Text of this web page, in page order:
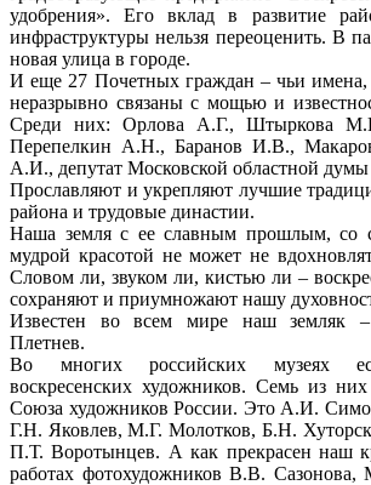
удобрения». Его вклад в развитие
инфраструктуры нельзя переоценить. В
новая улица в городе.
И еще 27 Почетных граждан – чьи имена,
неразрывно связаны с мощью и
Среди них: Орлова А.Г., Штыркова
Перепелкин А.Н., Баранов И.В.,
А.И., депутат Московской областной
Прославляют и укрепляют лучшие
района и трудовые династии.
Наша земля с ее славным прошлым, со
мудрой красотой не может не
Словом ли, звуком ли, кистью ли –
сохраняют и приумножают нашу
Известен во всем мире наш земляк
Плетнев.
Во многих российских музеях
воскресенских художников. Семь из
Союза художников России. Это А.И.
Г.Н. Яковлев, М.Г. Молотков, Б.Н.
П.Т. Воротынцев. А как прекрасен наш
работах фотохудожников В.В.